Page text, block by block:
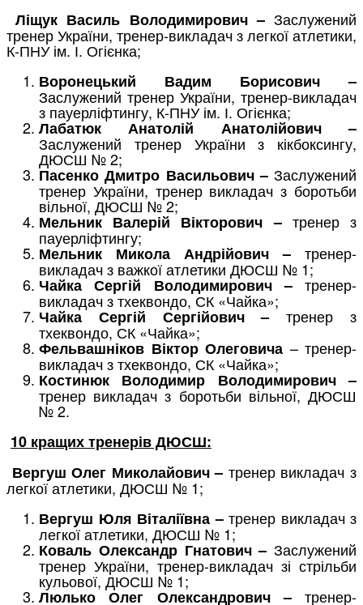
Ліщук Василь Володимирович –Заслужений
тренер України, тренер-викладач з легкої атлетики,
К-ПНУ ім. І. Огієнка;
Воронецький Вадим Борисович –
Заслужений тренер України, тренер-викладач
з пауерліфтингу, К-ПНУ ім. І. Огієнка;
Лабатюк Анатолій Анатолійович –
Заслужений тренер України з кікбоксингу,
ДЮСШ № 2;
Пасенко Дмитро Васильович – Заслужений
тренер України, тренер викладач з боротьби
вільної, ДЮСШ № 2;
Мельник Валерій Вікторович – тренер з
пауерліфтингу;
Мельник Микола Андрійович – тренер-
викладач з важкої атлетики ДЮСШ № 1;
Чайка Сергій Володимирович – тренер-
викладач з тхеквондо, СК «Чайка»;
Чайка Сергій Сергійович –тренер з
тхеквондо, СК «Чайка»;
Фельвашніков Віктор Олеговича – тренер-
викладач з тхеквондо, СК «Чайка»;
Костинюк Володимир Володимирович –
тренер викладач з боротьби вільної, ДЮСШ
№ 2.
10 кращих тренерів ДЮСШ:
Вергуш Олег Миколайович – тренер викладач з
легкої атлетики, ДЮСШ № 1;
Вергуш Юля Віталіївна – тренер викладач з
легкої атлетики, ДЮСШ № 1;
Коваль Олександр Гнатович – Заслужений
тренер України, тренер-викладач зі стрільби
кульової, ДЮСШ № 1;
Люлько Олег Олександрович – тренер-